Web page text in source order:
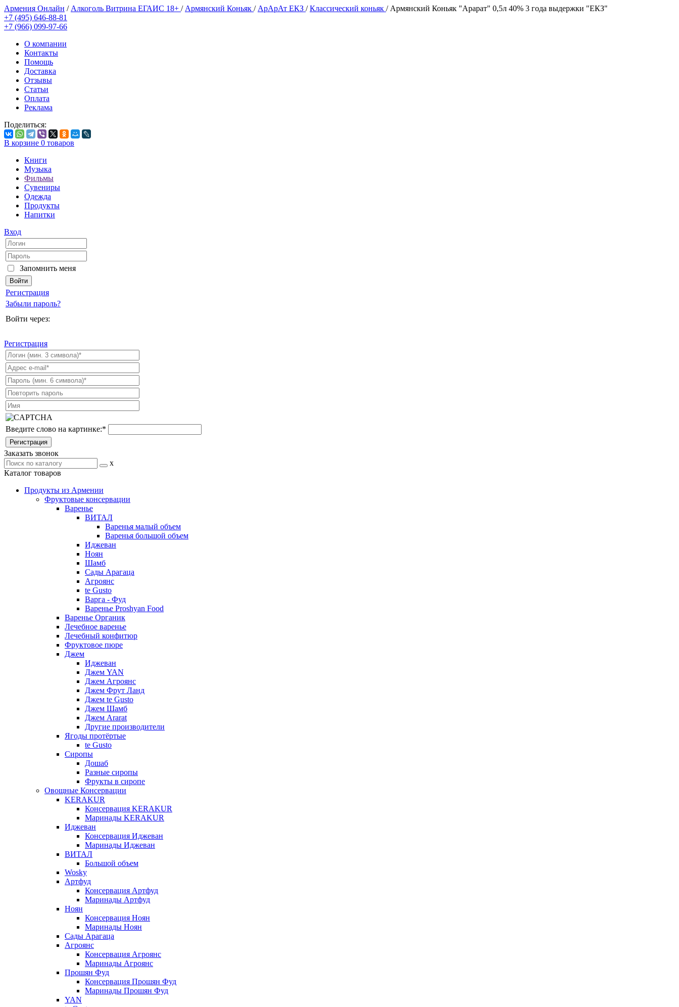
Армения Онлайн / Алкоголь Витрина ЕГАИС 18+ / Армянский Коньяк / АрАрАт ЕКЗ /Классический коньяк / Армянский Коньяк "Арарат" 0,5л 40% 3 года выдержки "ЕКЗ"
+7 (495) 646-88-81
+7 (966) 099-97-66
О компании
Контакты
Помощь
Доставка
Отзывы
Статьи
Оплата
Реклама
Поделиться:
В корзине 0 товаров
Книги
Музыка
Фильмы
Сувениры
Одежда
Продукты
Напитки
Вход
Запомнить меня
Регистрация
Забыли пароль?
Войти через:
Регистрация
Введите слово на картинке:*
Заказать звонок
x
Каталог товаров
Продукты из Армении
Фруктовые консервации
Варенье
ВИТАЛ
Варенья малый объем
Варенья большой объем
Иджеван
Ноян
Шамб
Сады Арагаца
Агроянс
te Gusto
Варга - Фуд
Варенье Proshyan Food
Варенье Органик
Лечебное варенье
Лечебный конфитюр
Фруктовое пюре
Джем
Иджеван
Джем YAN
Джем Агроянс
Джем Фрут Ланд
Джем te Gusto
Джем Шамб
Джем Ararat
Другие производители
Ягоды протёртые
te Gusto
Сиропы
Дошаб
Разные сиропы
Фрукты в сиропе
Овощные Консервации
KERAKUR
Консервация KERAKUR
Маринады KERAKUR
Иджеван
Консервация Иджеван
Маринады Иджеван
ВИТАЛ
Большой объем
Wosky
Артфуд
Консервация Артфуд
Маринады Артфуд
Ноян
Консервация Ноян
Маринады Ноян
Сады Арагаца
Агроянс
Консервация Агроянс
Маринады Агроянс
Прошян Фуд
Консервация Прошян Фуд
Маринады Прошян Фуд
YAN